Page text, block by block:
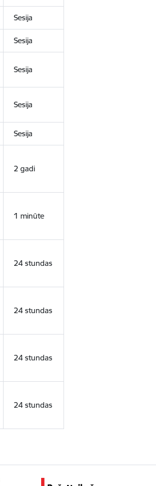
Sesija
Sesija
Sesija
Sesija
Sesija
2 gadi
1 minūte
24 stundas
24 stundas
24 stundas
24 stundas